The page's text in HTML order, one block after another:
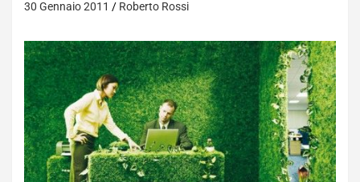
30 Gennaio 2011 Roberto Rossi